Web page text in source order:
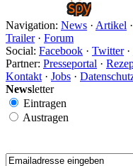
Navigation: News · Artikel ·
Trailer· Forum
Social: Facebook · Twitter·
Partner: Presseportal ·
Kontakt · Jobs ·
Newsletter
Eintragen
Austragen